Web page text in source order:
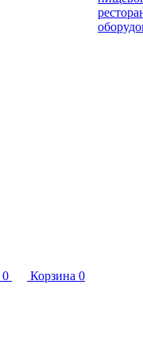
0 Корзина 0